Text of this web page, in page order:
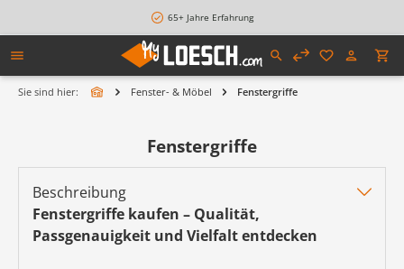
65+ Jahre Erfahrung
Sie sind hier: Fenster- & Möbel Fenstergriffe
Fenstergriffe
Beschreibung
Fenstergriffe kaufen – Qualität,
Passgenauigkeit und Vielfalt entdecken